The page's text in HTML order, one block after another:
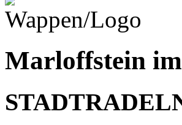
Marloffstein